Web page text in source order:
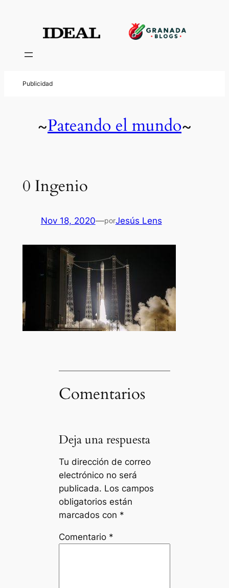
~Pateando el mundo~
0 Ingenio
Nov 18, 2020—porJesús Lens
Comentarios
Deja una respuesta
Tu dirección de correo
electrónico no será
publicada. Los campos
obligatorios están
marcados con *
Comentario *